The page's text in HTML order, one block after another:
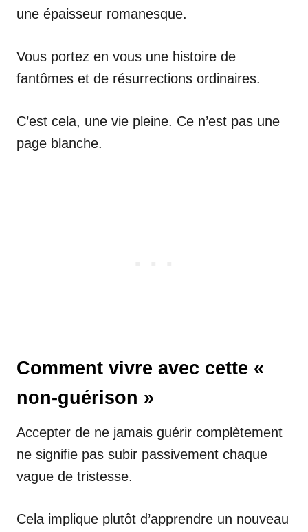
une épaisseur romanesque.
Vous portez en vous une histoire de
fantômes et de résurrections ordinaires.
C’est cela, une vie pleine. Ce n’est pas une
page blanche.
Comment vivre avec cette «
non-guérison »
Accepter de ne jamais guérir complètement
ne signifie pas subir passivement chaque
vague de tristesse.
Cela implique plutôt d’apprendre un nouveau